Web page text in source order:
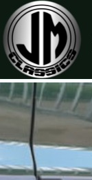
naar
de
inhoud